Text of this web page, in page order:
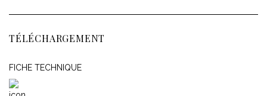
TÉLÉCHARGEMENT
FICHE TECHNIQUE